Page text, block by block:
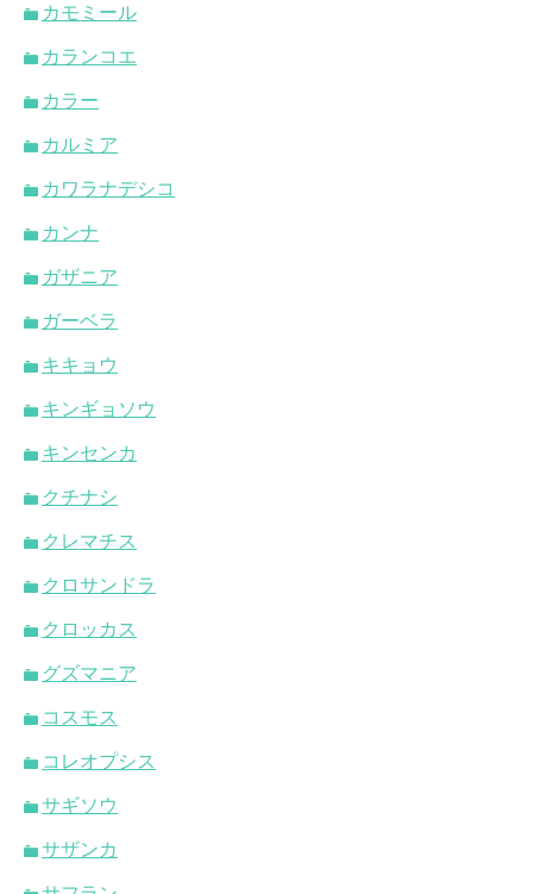
カモミール
カランコエ
カラー
カルミア
カワラナデシコ
カンナ
ガザニア
ガーベラ
キキョウ
キンギョソウ
キンセンカ
クチナシ
クレマチス
クロサンドラ
クロッカス
グズマニア
コスモス
コレオプシス
サギソウ
サザンカ